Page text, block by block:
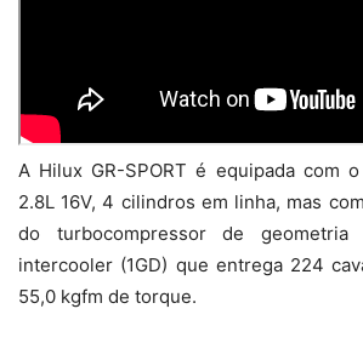
A Hilux GR-SPORT é equipada com
2.8L 16V, 4 cilindros em linha, mas
do turbocompressor de geometria
intercooler (1GD) que entrega 224
55,0 kgfm de torque.